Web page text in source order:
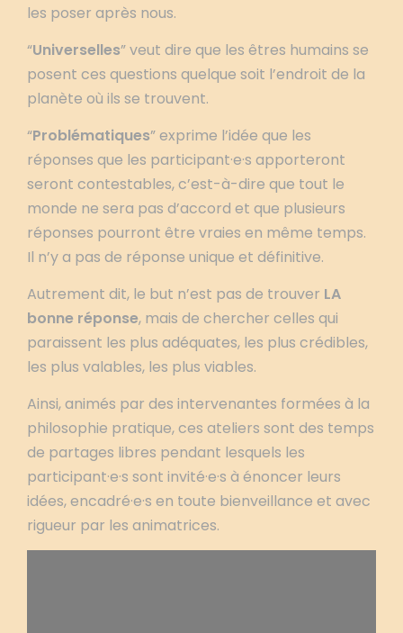
les poser après nous.
“Universelles” veut dire que les êtres humains se
posent ces questions quelque soit l’endroit de la
planète où ils se trouvent.
“Problématiques” exprime l’idée que les
réponses que les participant·e·s apporteront
seront contestables, c’est-à-dire que tout le
monde ne sera pas d’accord et que plusieurs
réponses pourront être vraies en même temps.
Il n’y a pas de réponse unique et définitive.
Autrement dit, le but n’est pas de trouver LA
bonne réponse, mais de chercher celles qui
paraissent les plus adéquates, les plus crédibles,
les plus valables, les plus viables.
Ainsi, animés par des intervenantes formées à la
philosophie pratique, ces ateliers sont des temps
de partages libres pendant lesquels les
participant·e·s sont invité·e·s à énoncer leurs
idées, encadré·e·s en toute bienveillance et avec
rigueur par les animatrices.